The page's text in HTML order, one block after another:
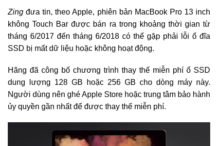
Zingđưa tin, theo Apple, phiên bản MacBook Pro 13 inch
không Touch Bar được bán ra trong khoảng thời gian từ
tháng 6/2017 đến tháng 6/2018 có thể gặp phải lỗi ổ đĩa
SSD bị mất dữ liệu hoặc không hoạt động.
Hãng đã công bố chương trình thay thế miễn phí ổ SSD
dung lượng 128 GB hoặc 256 GB cho dòng máy này.
Người dùng nên ghé Apple Store hoặc trung tâm bảo hành
ủy quyền gần nhất để được thay thế miễn phí.